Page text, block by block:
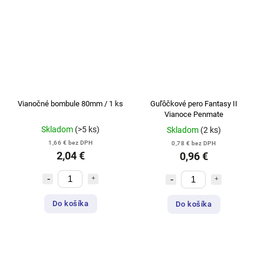
Vianočné bombule 80mm / 1 ks
Skladom (>5 ks)
1,66 € bez DPH
2,04 €
Do košíka
Guľôčkové pero Fantasy II
Vianoce Penmate
Skladom (2 ks)
0,78 € bez DPH
0,96 €
Do košíka